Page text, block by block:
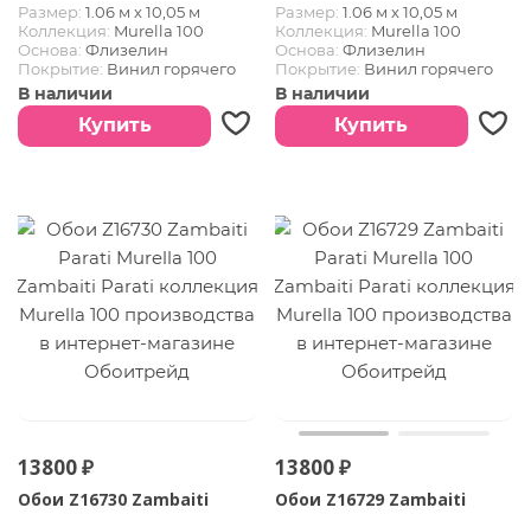
Размер: 1.06 м х 10,05 м
Коллекция: Murella 100
Основа: Флизелин
Покрытие: Винил горячего
тиснения
В наличии
Купить
Размер: 1.06 м х 10,05 м
Коллекция: Murella 100
Основа: Флизелин
Покрытие: Винил горячего
тиснения
В наличии
Купить
13800 ₽
Обои Z16730 Zambaiti
13800 ₽
Обои Z16729 Zambaiti